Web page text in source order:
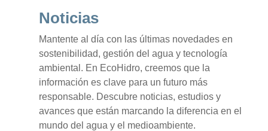
Noticias
Mantente al día con las últimas novedades en
sostenibilidad, gestión del agua y tecnología
ambiental. En EcoHidro, creemos que la
información es clave para un futuro más
responsable. Descubre noticias, estudios y
avances que están marcando la diferencia en el
mundo del agua y el medioambiente.